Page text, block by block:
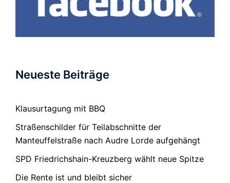
Neueste Beiträge
Klausurtagung mit BBQ
Straßenschilder für Teilabschnitte der
Manteuffelstraße nach Audre Lorde aufgehängt
SPD Friedrichshain-Kreuzberg wählt neue Spitze
Die Rente ist und bleibt sicher